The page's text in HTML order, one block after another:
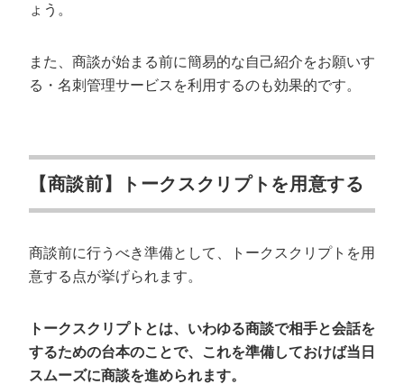
ょう。
また、商談が始まる前に簡易的な自己紹介をお願いす
る・名刺管理サービスを利用するのも効果的です。
【商談前】トークスクリプトを用意する
商談前に行うべき準備として、トークスクリプトを用
意する点が挙げられます。
トークスクリプトとは、いわゆる商談で相手と会話を
するための台本のことで、これを準備しておけば当日
スムーズに商談を進められます。